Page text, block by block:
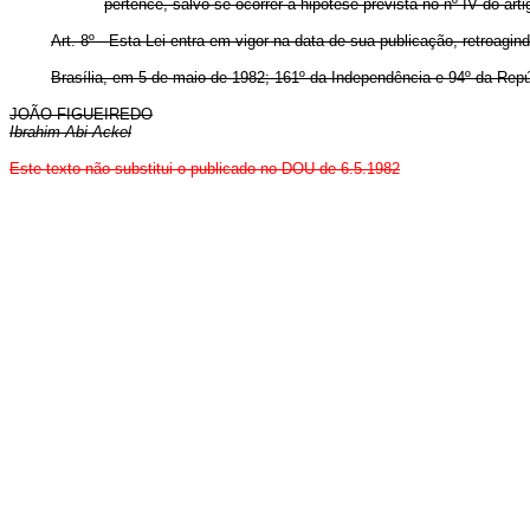
pertence, salvo se ocorrer a hipótese prevista no nº IV do
Art. 8º - Esta Lei entra em vigor na data de sua publicação,
Brasília, em 5 de maio de 1982; 161º da Independência e 94º da
JOÃO FIGUEIREDO
Ibrahim Abi-Ackel
Este texto não substitui o publicado no DOU de 6.5.1982